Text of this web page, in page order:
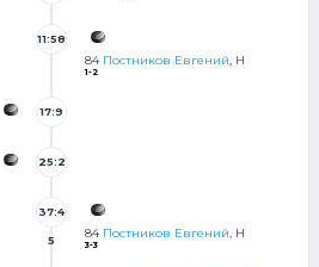
84 Постников Евгений, Н
1-2
11:58
17:9
25:2
84 Постников Евгений, Н
3-3
37:4
5